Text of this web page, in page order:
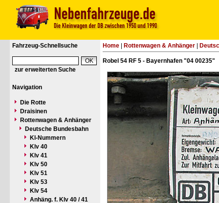
Fahrzeug-Schnellsuche
zur erweiterten Suche
Navigation
Die Rotte
Draisinen
Rottenwagen & Anhänger
Deutsche Bundesbahn
Kl-Nummern
Klv 40
Klv 41
Klv 50
Klv 51
Klv 53
Klv 54
Anhäng. f. Klv 40 / 41
Home Rottenwagen & Anhänger
Robel 54 RF 5 - Bayernhafen "04 00235"